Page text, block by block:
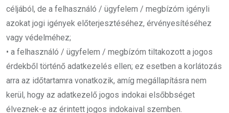
céljából, de a felhasználó / ügyfelem / megbízóm igényli
azokat jogi igények előterjesztéséhez, érvényesítéséhez
vagy védelméhez;
• a felhasználó / ügyfelem / megbízóm tiltakozott a jogos
érdekből történő adatkezelés ellen; ez esetben a korlátozás
arra az időtartamra vonatkozik, amíg megállapításra nem
kerül, hogy az adatkezelő jogos indokai elsőbbséget
élveznek-e az érintett jogos indokaival szemben.